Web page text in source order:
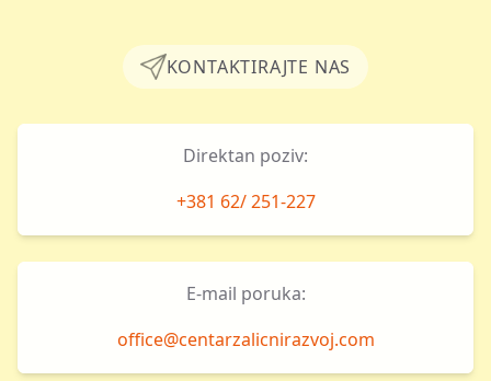
Kontakt
KONTAKTIRAJTE NAS
Direktan poziv:
+381 62/ 251-227
E-mail poruka:
office@centarzalicnirazvoj.com